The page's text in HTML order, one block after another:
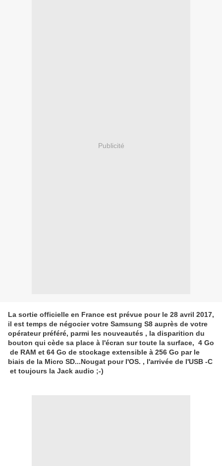
Publicité
La sortie officielle en France est prévue pour le 28 avril 2017,
il est temps de négocier votre Samsung S8 auprès de votre
opérateur préféré, parmi les nouveautés , la disparition du
bouton qui cède sa place à l'écran sur toute la surface, 4 Go
de RAM et 64 Go de stockage extensible à 256 Go par le
biais de la Micro SD...Nougat pour l'OS. , l'arrivée de l'USB -C
et toujours la Jack audio ;-)